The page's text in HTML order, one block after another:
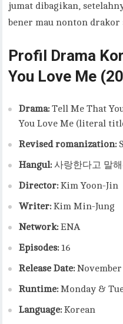
jumat dibagikan,
bener mau nonton drakor
Profil Drama
You Love Me
Drama:Tell Me That
You Love Me (literal
Revised romanization:
Hangul:사랑한다고 말해
Director:Kim Yoon-Jin
Writer:Kim Min-Jung
Network:ENA
Episodes:16
Release Date:November
Runtime:Monday &
Language:Korean